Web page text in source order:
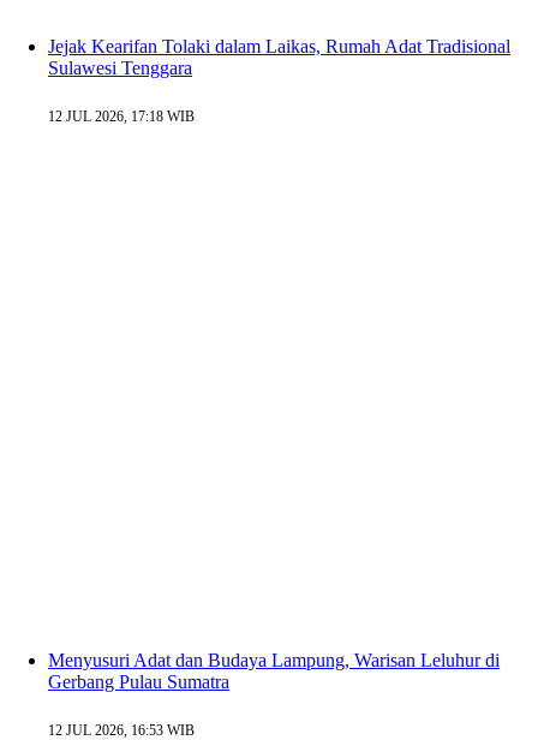
Jejak Kearifan Tolaki dalam Laikas, Rumah Adat Tradisional
Sulawesi Tenggara
12 JUL 2026, 17:18 WIB
Menyusuri Adat dan Budaya Lampung, Warisan Leluhur di
Gerbang Pulau Sumatra
12 JUL 2026, 16:53 WIB